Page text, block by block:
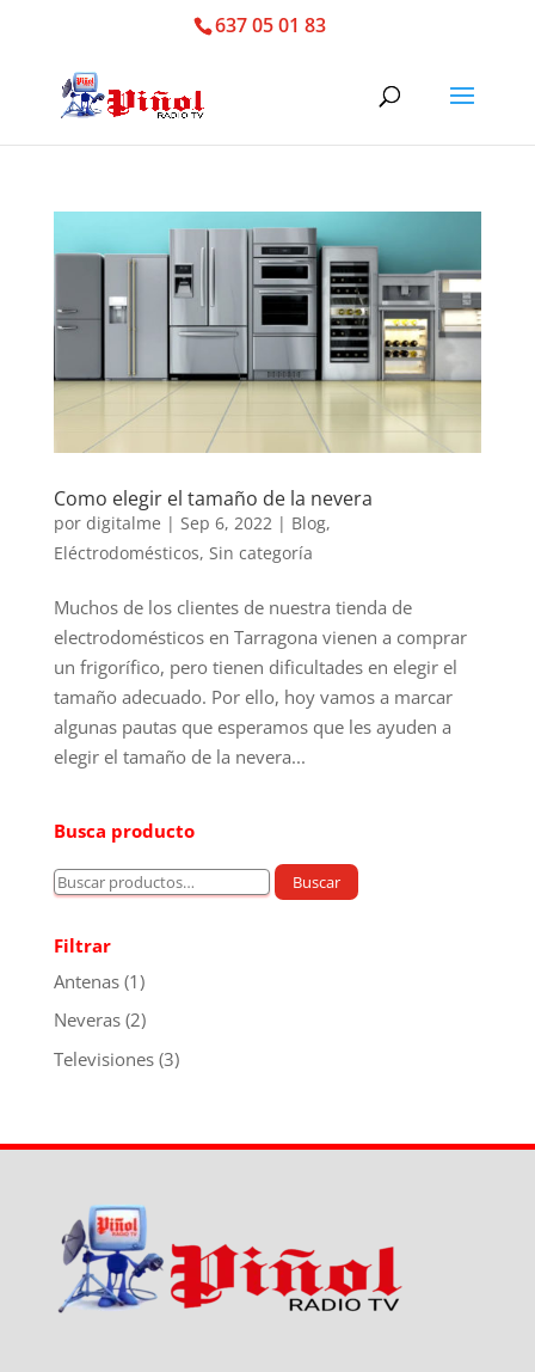
637 05 01 83
Como elegir el tamaño de la nevera
por digitalme | Sep 6, 2022 | Blog,
Eléctrodomésticos, Sin categoría
Muchos de los clientes de nuestra tienda de
electrodomésticos en Tarragona vienen a comprar
un frigorífico, pero tienen dificultades en elegir el
tamaño adecuado. Por ello, hoy vamos a marcar
algunas pautas que esperamos que les ayuden a
elegir el tamaño de la nevera...
Busca producto
Buscar
por:
Buscar
Filtrar
Antenas (1)
Neveras (2)
Televisiones (3)